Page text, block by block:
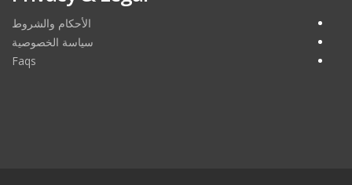
الأحكام والشروط
سياسة الخصوصية
Faqs